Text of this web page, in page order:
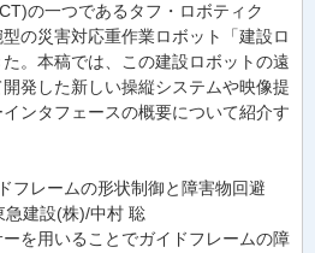
の一つであるタフ・ロボティク
の災害対応重作業ロボット「建設ロ
。本稿では、この建設ロボットの遠
発した新しい操縦システムや映像提
ンタフェースの概要について紹介す
フレームの形状制御と障害物回避
急建設(株)/中村 聡
を用いることでガイドフレームの障